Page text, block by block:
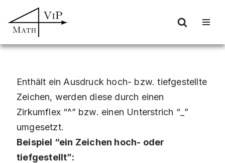
Zum
Inhalt
Enthält ein Ausdruck hoch- bzw. tiefgestellte
Zeichen, werden diese durch einen
Zirkumflex “^” bzw. einen Unterstrich “_”
umgesetzt.
Beispiel “ein Zeichen hoch- oder
tiefgestellt”: